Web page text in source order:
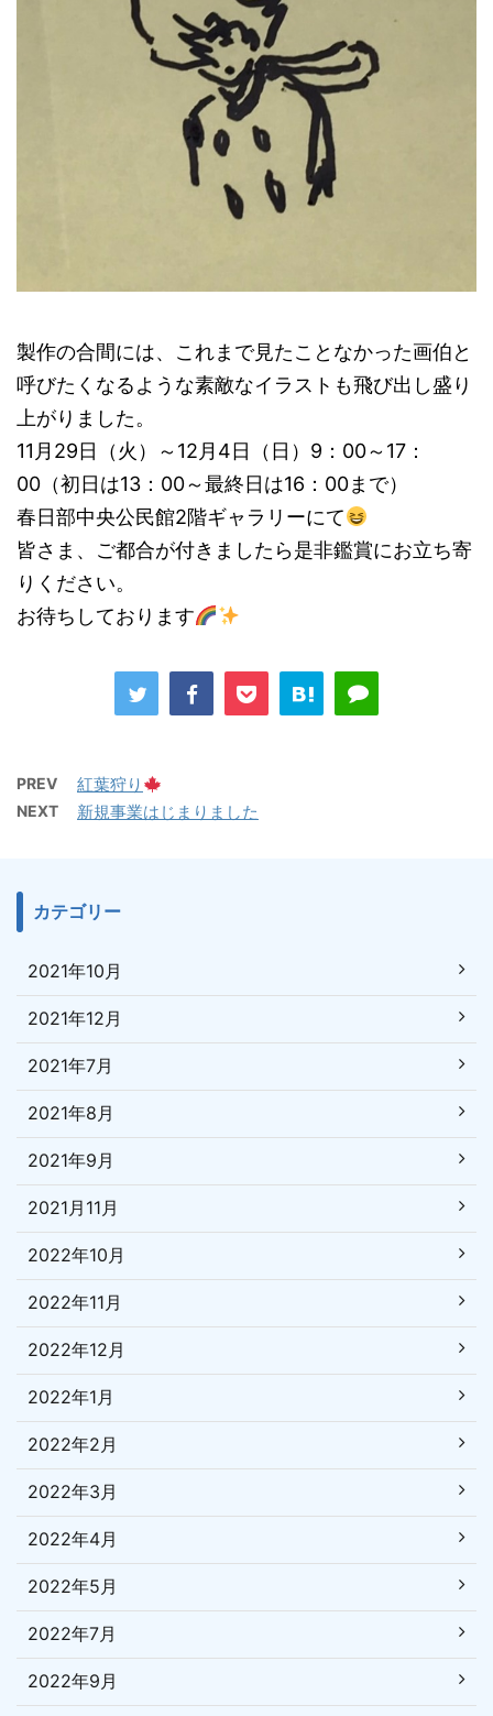
製作の合間には、これまで見たことなかった画伯と
呼びたくなるような素敵なイラストも飛び出し盛り
上がりました。
11月29日（火）～12月4日（日）9：00～17：
00（初日は13：00～最終日は16：00まで）
春日部中央公民館2階ギャラリーにて
皆さま、ご都合が付きましたら是非鑑賞にお立ち寄
りください。
お待ちしております
PREV 紅葉狩り
NEXT 新規事業はじまりました
カテゴリー
2021年10月
2021年12月
2021年7月
2021年8月
2021年9月
2021月11月
2022年10月
2022年11月
2022年12月
2022年1月
2022年2月
2022年3月
2022年4月
2022年5月
2022年7月
2022年9月